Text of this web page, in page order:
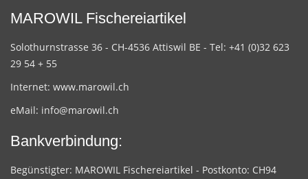
MAROWIL Fischereiartikel
Solothurnstrasse 36 - CH-4536 Attiswil BE - Tel: +41 (0)32 623
29 54 + 55
Internet: www.marowil.ch
eMail: info@marowil.ch
Bankverbindung:
Begünstigter: MAROWIL Fischereiartikel - Postkonto: CH94